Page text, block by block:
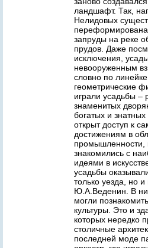
ландшафт. Так,
Нелидовых
переформирована
запруды на реке
прудов. Даже
исключения,
невооруженным
словно по
геометрические
играли усадьбы
знаменитых
богатых и
открыт доступ к
достижениям в
промышленности,
знакомились с
идеями в
усадьбы
только уезда, но
Ю.А.Веденин. В
могли
культуры. Это и
которых нередко
столичные
последней моде